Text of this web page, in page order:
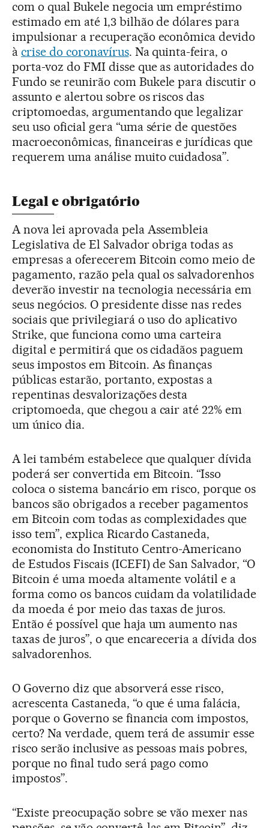
com o qual Bukele negocia um empréstimo
estimado em até 1,3 bilhão de dólares para
impulsionar a recuperação econômica devido
à crise do coronavírus. Na quinta-feira, o
porta-voz do FMI disse que as autoridades do
Fundo se reunirão com Bukele para discutir o
assunto e alertou sobre os riscos das
criptomoedas, argumentando que legalizar
seu uso oficial gera “uma série de questões
macroeconômicas, financeiras e jurídicas que
requerem uma análise muito cuidadosa”.
Legal e obrigatório
A nova lei aprovada pela Assembleia
Legislativa de El Salvador obriga todas as
empresas a oferecerem Bitcoin como meio de
pagamento, razão pela qual os salvadorenhos
deverão investir na tecnologia necessária em
seus negócios. O presidente disse nas redes
sociais que privilegiará o uso do aplicativo
Strike, que funciona como uma carteira
digital e permitirá que os cidadãos paguem
seus impostos em Bitcoin. As finanças
públicas estarão, portanto, expostas a
repentinas desvalorizações desta
criptomoeda, que chegou a cair até 22% em
um único dia.
A lei também estabelece que qualquer dívida
poderá ser convertida em Bitcoin. “Isso
coloca o sistema bancário em risco, porque os
bancos são obrigados a receber pagamentos
em Bitcoin com todas as complexidades que
isso tem”, explica Ricardo Castaneda,
economista do Instituto Centro-Americano
de Estudos Fiscais (ICEFI) de San Salvador, “O
Bitcoin é uma moeda altamente volátil e a
forma como os bancos cuidam da volatilidade
da moeda é por meio das taxas de juros.
Então é possível que haja um aumento nas
taxas de juros”, o que encareceria a dívida dos
salvadorenhos.
O Governo diz que absorverá esse risco,
acrescenta Castaneda, “o que é uma falácia,
porque o Governo se financia com impostos,
certo? Na verdade, quem terá de assumir esse
risco serão inclusive as pessoas mais pobres,
porque no final tudo será pago como
impostos”.
“Existe preocupação sobre se vão mexer nas